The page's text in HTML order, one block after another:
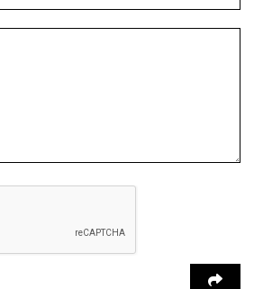
доказателства дрон
Летница
присъда
Дагестан